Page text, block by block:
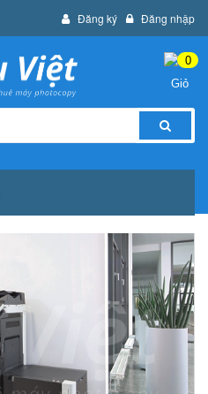
Đăng ký Đăng nhập
0